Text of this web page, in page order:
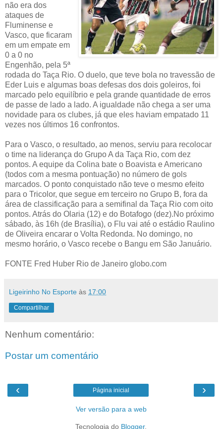
não era dos
ataques de
Fluminense e
Vasco, que ficaram
em um empate em
0 a 0 no
Engenhão, pela 5ª
rodada do Taça Rio. O duelo, que teve bola no travessão de
Eder Luis e algumas boas defesas dos dois goleiros, foi
marcado pelo equilíbrio e pela grande quantidade de erros
de passe de lado a lado. A igualdade não chega a ser uma
novidade para os clubes, já que eles haviam empatado 11
vezes nos últimos 16 confrontos.
Para o Vasco, o resultado, ao menos, serviu para recolocar
o time na liderança do Grupo A da Taça Rio, com dez
pontos. A equipe da Colina bate o Boavista e Americano
(todos com a mesma pontuação) no número de gols
marcados. O ponto conquistado não teve o mesmo efeito
para o Tricolor, que segue em terceiro no Grupo B, fora da
área de classificação para a semifinal da Taça Rio com oito
pontos. Atrás do Olaria (12) e do Botafogo (dez).No próximo
sábado, às 16h (de Brasília), o Flu vai até o estádio Raulino
de Oliveira encarar o Volta Redonda. No domingo, no
mesmo horário, o Vasco recebe o Bangu em São Januário.
FONTE Fred Huber Rio de Janeiro globo.com
Ligeirinho No Esporte às 17:00
Compartilhar
Nenhum comentário:
Postar um comentário
‹ ›
Página inicial
Ver versão para a web
Tecnologia do Blogger.